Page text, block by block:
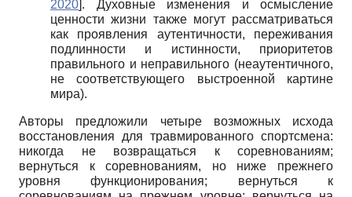
2020]. Духовные изменения и осмысление
ценности жизни также могут рассматриваться
как проявления аутентичности, переживания
подлинности и истинности, приоритетов
правильного и неправильного (неаутентичного,
не соответствующего выстроенной картине
мира).
Авторы предложили четыре возможных исхода
восстановления для травмированного спортсмена:
никогда не возвращаться к соревнованиям;
вернуться к соревнованиям, но ниже прежнего
уровня функционирования; вернуться к